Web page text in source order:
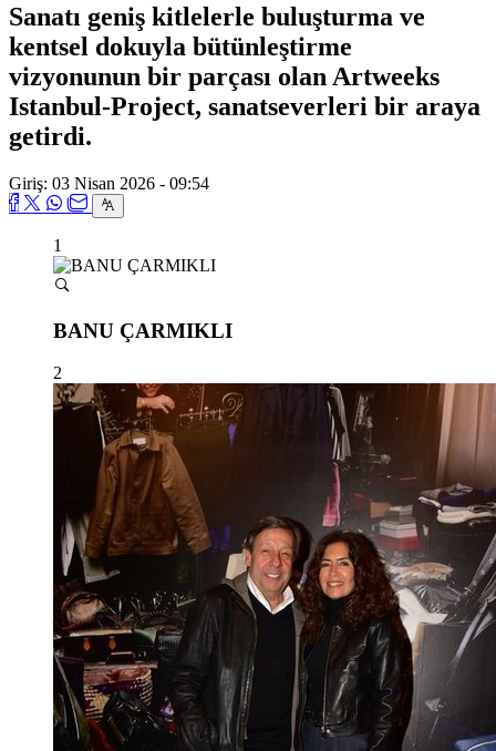
Sanatı geniş kitlelerle buluşturma ve
kentsel dokuyla bütünleştirme
vizyonunun bir parçası olan Artweeks
Istanbul-Project, sanatseverleri bir araya
getirdi.
Giriş: 03 Nisan 2026 - 09:54
1
BANU ÇARMIKLI
2